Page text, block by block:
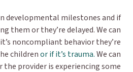
developmental milestones and if
them or they’re delayed. We can
noncompliant behavior they’re
childrenor if it’s trauma.We can
the provider is experiencing some